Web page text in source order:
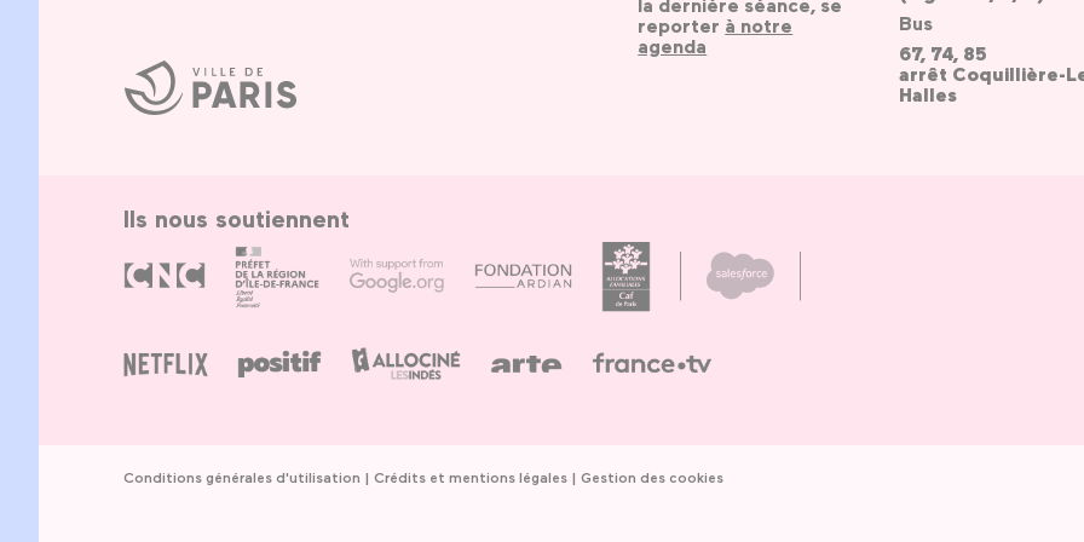
Ville
de
Paris
la dernière séance, se
reporter à notre
agenda
Bus
67, 74, 85
arrêt Coquillière-
Halles
Ils nous soutiennent
Conditions générales d'utilisation Crédits et mentions légales Gestion des cookies